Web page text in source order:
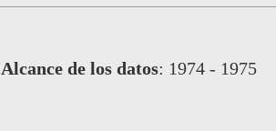
Alcance de los datos: 1974 - 1975